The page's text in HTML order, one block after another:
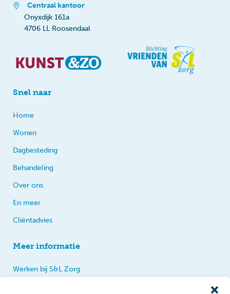
Centraal kantoor
Onyxdijk 161a
4706 LL Roosendaal
Snel naar
Home
Wonen
Dagbesteding
Behandeling
Over ons
En meer
Cliëntadvies
Meer informatie
Werken bij S&L Zorg